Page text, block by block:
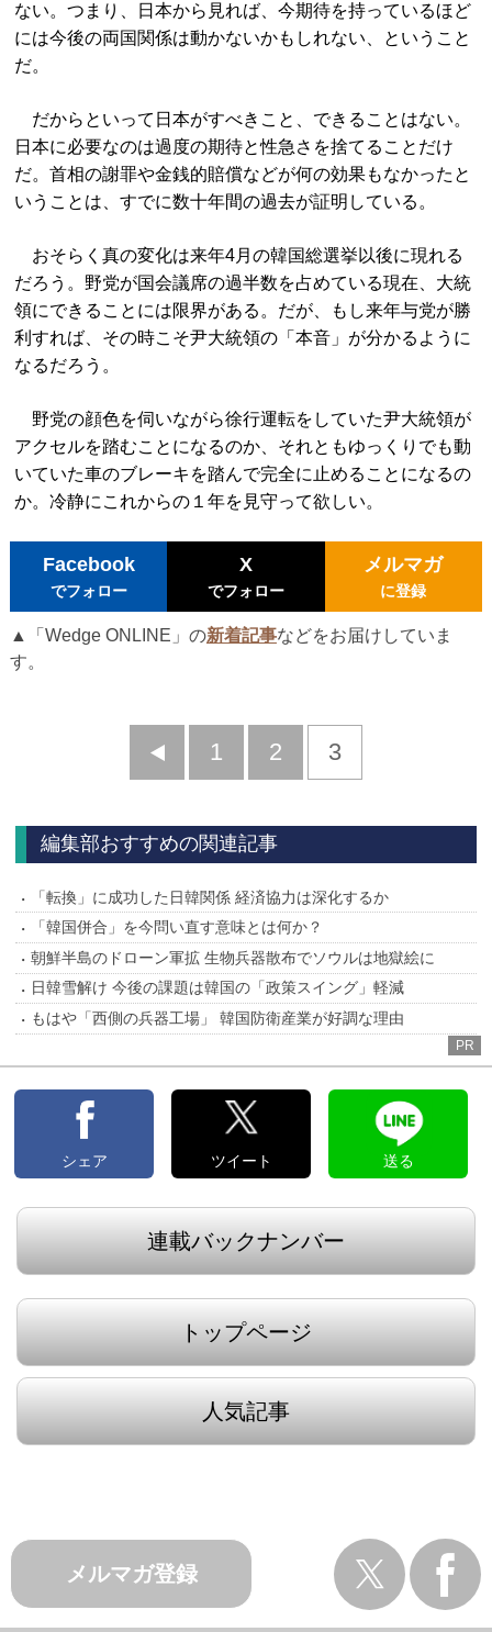
ない。つまり、日本から見れば、今期待を持っているほど
には今後の両国関係は動かないかもしれない、ということ
だ。
だからといって日本がすべきこと、できることはない。
日本に必要なのは過度の期待と性急さを捨てることだけ
だ。首相の謝罪や金銭的賠償などが何の効果もなかったと
いうことは、すでに数十年間の過去が証明している。
おそらく真の変化は来年4月の韓国総選挙以後に現れる
だろう。野党が国会議席の過半数を占めている現在、大統
領にできることには限界がある。だが、もし来年与党が勝
利すれば、その時こそ尹大統領の「本音」が分かるように
なるだろう。
野党の顔色を伺いながら徐行運転をしていた尹大統領が
アクセルを踏むことになるのか、それともゆっくりでも動
いていた車のブレーキを踏んで完全に止めることになるの
か。冷静にこれからの１年を見守って欲しい。
Facebook
でフォロー
X
でフォロー
メルマガ
に登録
▲「Wedge ONLINE」の新着記事などをお届けしていま
す。
前
1 2 3
編集部おすすめの関連記事
「転換」に成功した日韓関係 経済協力は深化するか
「韓国併合」を今問い直す意味とは何か？
朝鮮半島のドローン軍拡 生物兵器散布でソウルは地獄絵に
日韓雪解け 今後の課題は韓国の「政策スイング」軽減
もはや「西側の兵器工場」 韓国防衛産業が好調な理由
PR
シェア ツイート 送る
連載バックナンバー
トップページ
人気記事
メルマガ登録